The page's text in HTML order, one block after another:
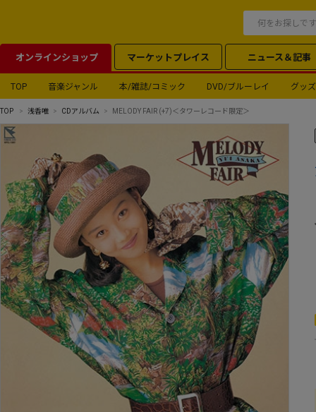
オンラインショップ マーケットプレイス ニュース＆記事
TOP 音楽ジャンル 本/雑誌/コミック DVD/ブルーレイ グッズ
TOP 浅香唯 CDアルバム MELODY FAIR (+7)＜タワーレコード限定＞